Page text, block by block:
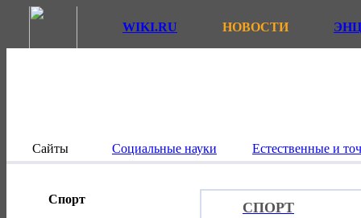
WIKI.RU НОВОСТИ
Сайты Социальные науки Естественные и
Спорт
СПОРТ